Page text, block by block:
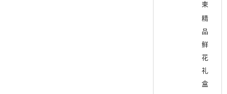
束
精
品
鲜
花
礼
盒